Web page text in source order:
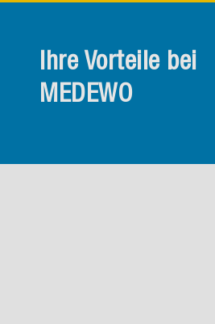
Ihre Vorteile bei
MEDEWO